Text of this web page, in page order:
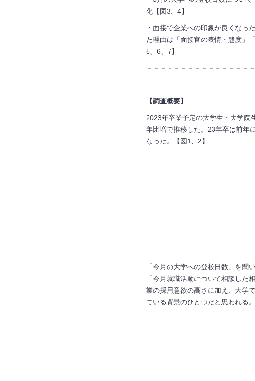
化【図3、4】
・面接で企業への印象が良くなっ
た理由は「面接官の表情・態度」
5、6、7】
－－－－－－－－－－－－－－－
【調査概要】
2023年卒業予定の大学生・大学院
年比増で推移した。23年卒は前年
なった。【図1、2】
「今月の大学への登校日数」を聞
「今月就職活動について相談し
業の採用意欲の高さに加え、大学
ている背景のひとつだと思われる。